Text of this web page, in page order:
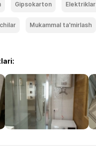
Gipsokarton Elektriklar
Mukammal ta'mirlash